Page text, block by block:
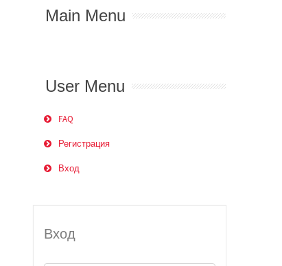
Main Menu
User Menu
FAQ
Регистрация
Вход
Вход